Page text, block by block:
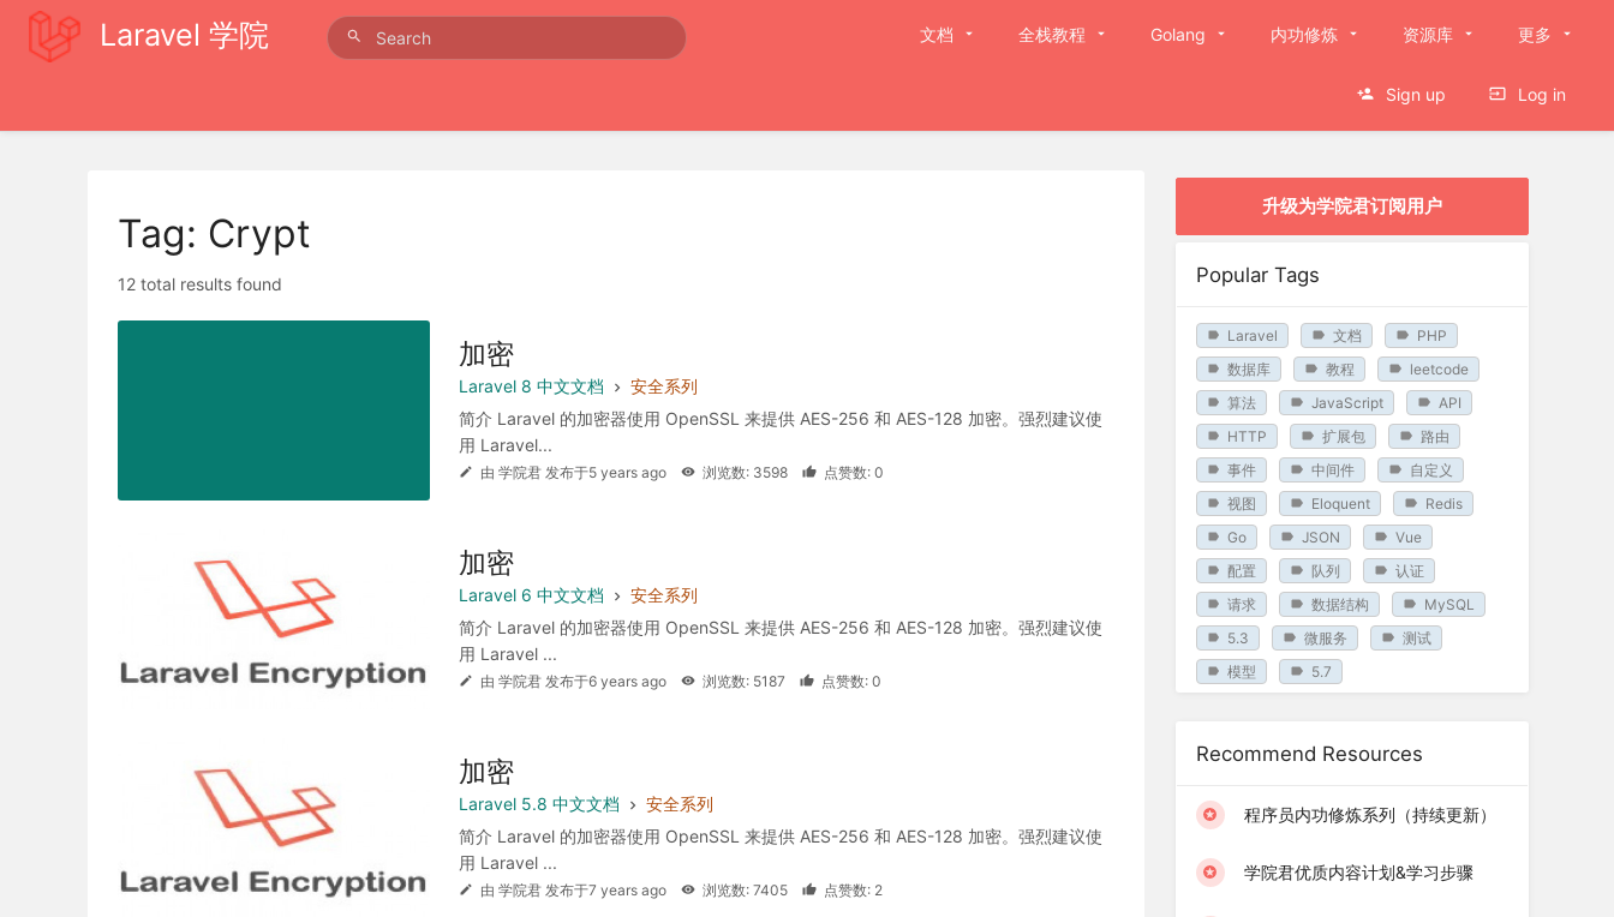
Laravel 学院 文档 全栈教程 Golang 内功修炼 资源库 更多
Sign up Log in
Tag: Crypt
12 total results found
加密
Laravel 8 中文文档
安全系列
简介 Laravel 的加密器使用 OpenSSL 来提供 AES-256 和 AES-128 加密。强烈建议使
用 Laravel...
由 学院君 发布于5 years ago 浏览数: 3598 点赞数: 0
加密
Laravel 6 中文文档
安全系列
简介 Laravel 的加密器使用 OpenSSL 来提供 AES-256 和 AES-128 加密。强烈建议使
用 Laravel ...
由 学院君 发布于6 years ago 浏览数: 5187 点赞数: 0
加密
Laravel 5.8 中文文档
安全系列
简介 Laravel 的加密器使用 OpenSSL 来提供 AES-256 和 AES-128 加密。强烈建议使
用 Laravel ...
由 学院君 发布于7 years ago 浏览数: 7405 点赞数: 2
升级为学院君订阅用户
Popular Tags
Laravel 文档
PHP
数据库
教程
leetcode
算法
JavaScript
API
HTTP
扩展包
路由
事件
中间件
自定义
视图
Eloquent
Redis
Go
JSON
Vue
配置
队列
认证
请求
数据结构
MySQL
5.3
微服务
测试
模型
5.7
Recommend Resources
程序员内功修炼系列（持续更新）
学院君优质内容计划&学习步骤